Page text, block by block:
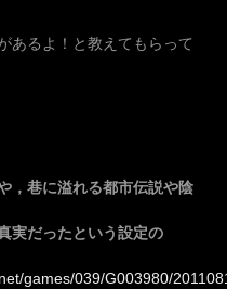
あるよ！と教えてもらって
，巷に溢れる都市伝説や陰
実だったという設定の
games/039/G003980/